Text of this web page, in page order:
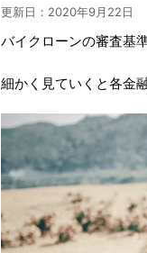
更新日： 2020年9月22日
バイクローンの審査基
細かく見ていくと各金